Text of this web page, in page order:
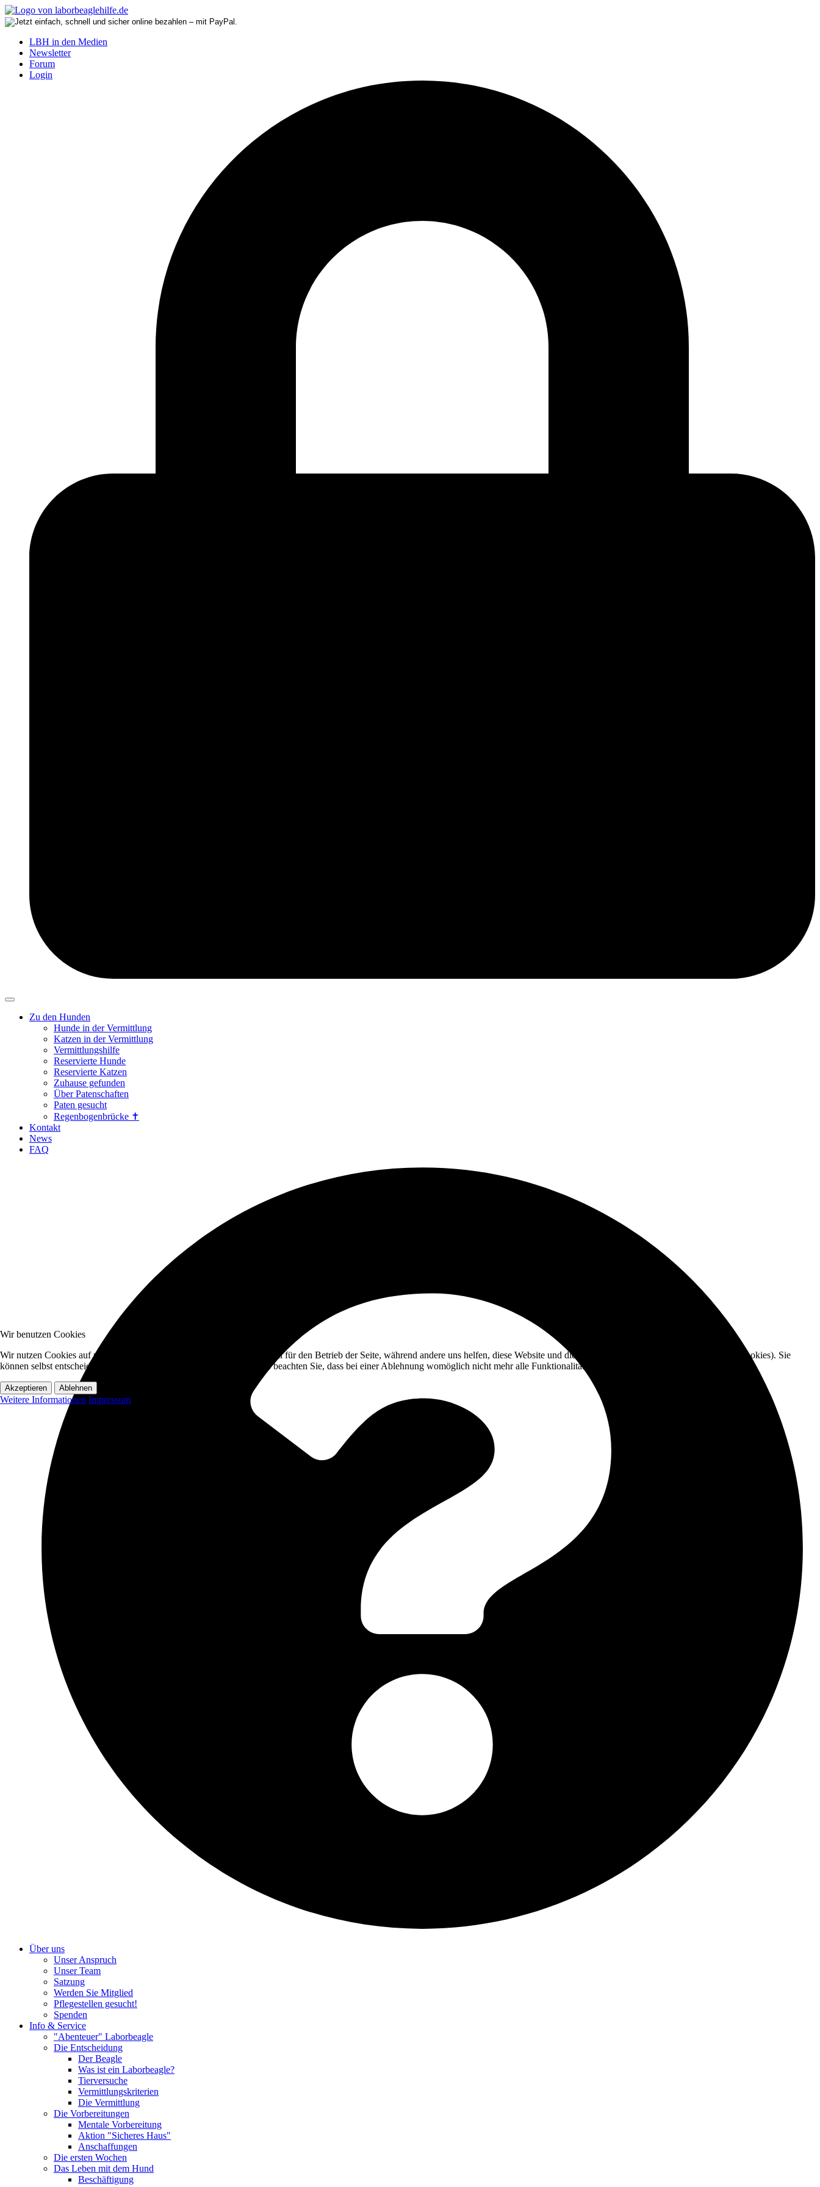
LBH in den Medien
Newsletter
Forum
Login
Zu den Hunden
Hunde in der Vermittlung
Katzen in der Vermittlung
Vermittlungshilfe
Reservierte Hunde
Reservierte Katzen
Zuhause gefunden
Über Patenschaften
Paten gesucht
Regenbogenbrücke ✝
Kontakt
News
FAQ
Über uns
Unser Anspruch
Unser Team
Satzung
Werden Sie Mitglied
Pflegestellen gesucht!
Spenden
Info & Service
"Abenteuer" Laborbeagle
Die Entscheidung
Der Beagle
Was ist ein Laborbeagle?
Tierversuche
Vermittlungskriterien
Die Vermittlung
Die Vorbereitungen
Mentale Vorbereitung
Aktion "Sicheres Haus"
Anschaffungen
Die ersten Wochen
Das Leben mit dem Hund
Beschäftigung
Wir benutzen Cookies
Wir nutzen Cookies auf unserer Website. Einige von ihnen sind essenziell für den Betrieb der Seite, während andere uns helfen, diese Website und die Nutzererfahrung zu verbessern (Tracking Cookies). Sie
können selbst entscheiden, ob Sie die Cookies zulassen möchten. Bitte beachten Sie, dass bei einer Ablehnung womöglich nicht mehr alle Funktionalitäten der Seite zur Verfügung stehen.
Akzeptieren Ablehnen
Weitere Informationen Impressum